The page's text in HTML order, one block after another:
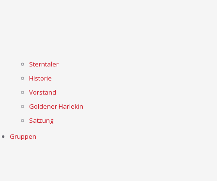
Sterntaler
Historie
Vorstand
Goldener Harlekin
Satzung
Gruppen